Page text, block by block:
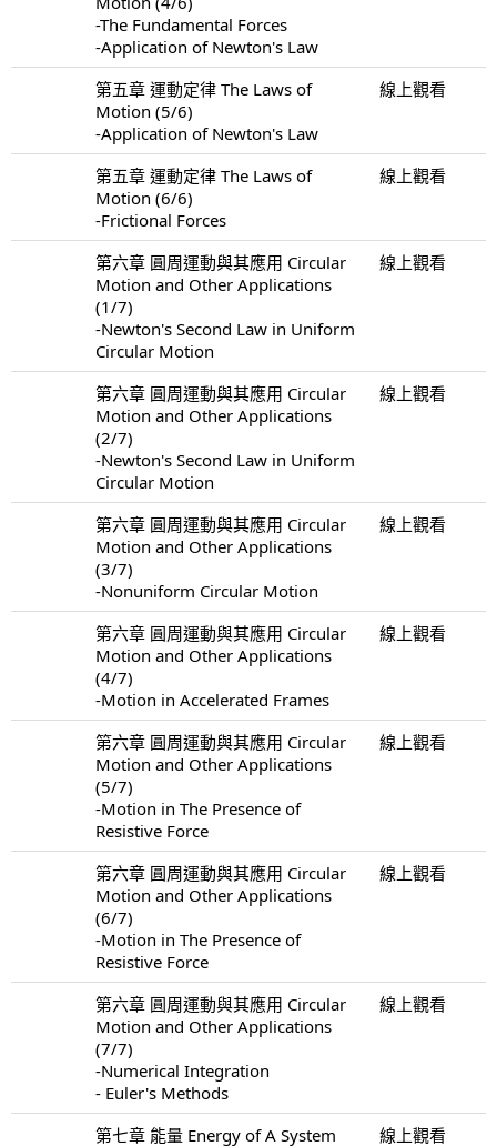
-The Fundamental Forces
-Application of Newton's Law
第五章 運動定律 The Laws of
Motion (5/6)
-Application of Newton's Law
線上觀看
第五章 運動定律 The Laws of
Motion (6/6)
-Frictional Forces
線上觀看
第六章 圓周運動與其應用 Circular
Motion and Other Applications
(1/7)
-Newton's Second Law in Uniform
Circular Motion
線上觀看
第六章 圓周運動與其應用 Circular
Motion and Other Applications
(2/7)
-Newton's Second Law in Uniform
Circular Motion
線上觀看
第六章 圓周運動與其應用 Circular
Motion and Other Applications
(3/7)
-Nonuniform Circular Motion
線上觀看
第六章 圓周運動與其應用 Circular
Motion and Other Applications
(4/7)
-Motion in Accelerated Frames
線上觀看
第六章 圓周運動與其應用 Circular
Motion and Other Applications
(5/7)
-Motion in The Presence of
Resistive Force
線上觀看
第六章 圓周運動與其應用 Circular
Motion and Other Applications
(6/7)
-Motion in The Presence of
Resistive Force
線上觀看
第六章 圓周運動與其應用 Circular
Motion and Other Applications
(7/7)
-Numerical Integration
- Euler's Methods
線上觀看
第七章 能量 Energy of A System
線上觀看